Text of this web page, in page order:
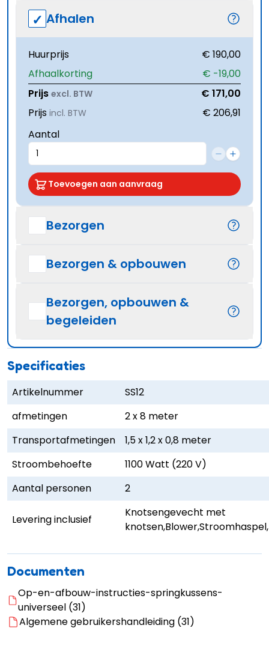
Afhalen
Huurprijs
€ 190,00
Afhaalkorting
€ -19,00
Prijs excl. BTW
€ 171,00
Prijs incl. BTW
€ 206,91
Aantal
Toevoegen aan aanvraag
Bezorgen
Bezorgen & opbouwen
Bezorgen, opbouwen &
begeleiden
Specificaties
Artikelnummer
SS12
afmetingen
2 x 8 meter
Transportafmetingen
1,5 x 1,2 x 0,8 meter
Stroombehoefte
1100 Watt (220 V)
Aantal personen
2
Levering inclusief
Knotsengevecht met
Documenten
Op-en-afbouw-instructies-springkussens-
universeel (31)
Algemene gebruikershandleiding (31)